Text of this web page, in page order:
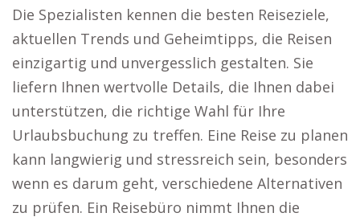
Die Spezialisten kennen die besten Reiseziele,
aktuellen Trends und Geheimtipps, die Reisen
einzigartig und unvergesslich gestalten. Sie
liefern Ihnen wertvolle Details, die Ihnen dabei
unterstützen, die richtige Wahl für Ihre
Urlaubsbuchung zu treffen. Eine Reise zu planen
kann langwierig und stressreich sein, besonders
wenn es darum geht, verschiedene Alternativen
zu prüfen. Ein Reisebüro nimmt Ihnen die